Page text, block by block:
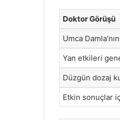
Doktor Görüşü
Umca
Yan etkileri
Düzgün dozaj
Etkin sonuçlar